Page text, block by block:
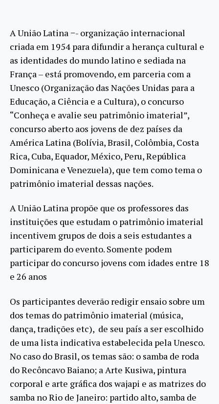
A União Latina −- organização internacional
criada em 1954 para difundir a herança cultural e
as identidades do mundo latino e sediada na
França – está promovendo, em parceria com a
Unesco (Organização das Nações Unidas para a
Educação, a Ciência e a Cultura), o concurso
“Conheça e avalie seu patrimônio imaterial”,
concurso aberto aos jovens de dez países da
América Latina (Bolívia, Brasil, Colômbia, Costa
Rica, Cuba, Equador, México, Peru, República
Dominicana e Venezuela), que tem como tema o
patrimônio imaterial dessas nações.
A União Latina propõe que os professores das
instituições que estudam o patrimônio imaterial
incentivem grupos de dois a seis estudantes a
participarem do evento. Somente podem
participar do concurso jovens com idades entre 18
e 26 anos
Os participantes deverão redigir ensaio sobre um
dos temas do patrimônio imaterial (música,
dança, tradições etc), de seu país a ser escolhido
de uma lista indicativa estabelecida pela Unesco.
No caso do Brasil, os temas são: o samba de roda
do Recôncavo Baiano; a Arte Kusiwa, pintura
corporal e arte gráfica dos wajapi e as matrizes do
samba no Rio de Janeiro: partido alto, samba de